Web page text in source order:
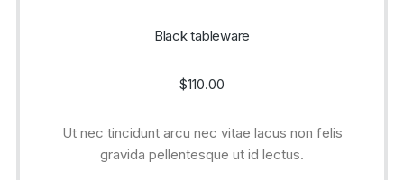
Black tableware
$110.00
Ut nec tincidunt arcu nec vitae lacus non felis
gravida pellentesque ut id lectus.